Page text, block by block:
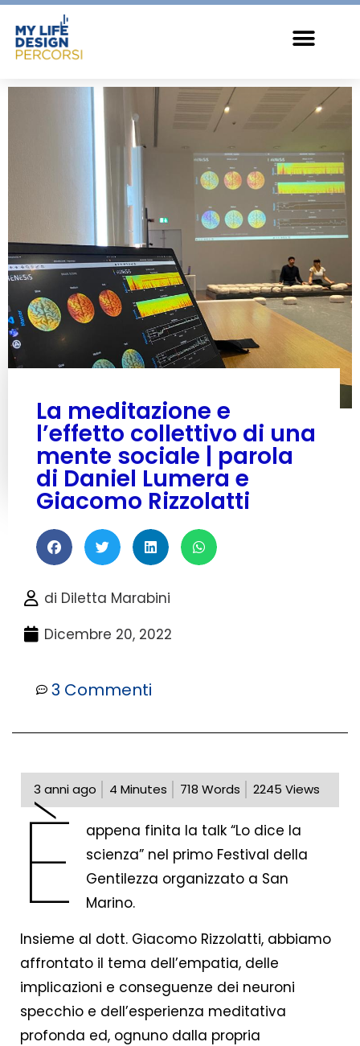
La meditazione e
l’effetto collettivo di una
mente sociale | parola
di Daniel Lumera e
Giacomo Rizzolatti
di Diletta Marabini
Dicembre 20, 2022
3 Commenti
3 anni ago 4 Minutes 718 Words 2245 Views
È
appena finita la talk “Lo dice la
scienza” nel primo Festival della
Gentilezza organizzato a San
Marino.
Insieme al dott. Giacomo Rizzolatti, abbiamo
affrontato il tema dell’empatia, delle
implicazioni e conseguenze dei neuroni
specchio e dell’esperienza meditativa
profonda ed, ognuno dalla propria